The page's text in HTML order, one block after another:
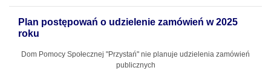
Plan postępowań o udzielenie zamówień w 2025
roku
Dom Pomocy Społecznej "Przystań" nie planuje udzielenia zamówień
publicznych